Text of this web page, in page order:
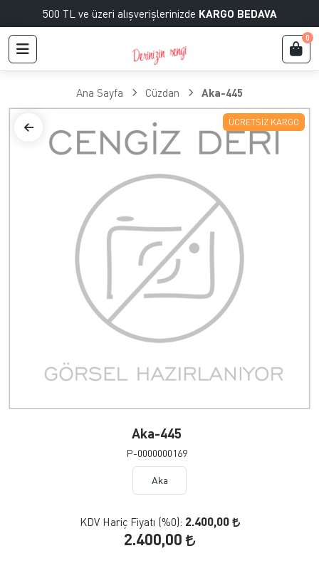
500 TL ve üzeri alışverişlerinizde KARGO BEDAVA
0
Ana Sayfa Cüzdan Aka-445
ÜCRETSIZ KARGO
Aka-445
P-0000000169
Aka
KDV Hariç Fiyatı (%0): 2.400,00
2.400,00